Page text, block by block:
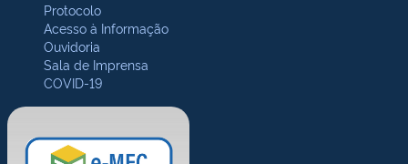
Protocolo
Acesso à Informação
Ouvidoria
Sala de Imprensa
COVID-19